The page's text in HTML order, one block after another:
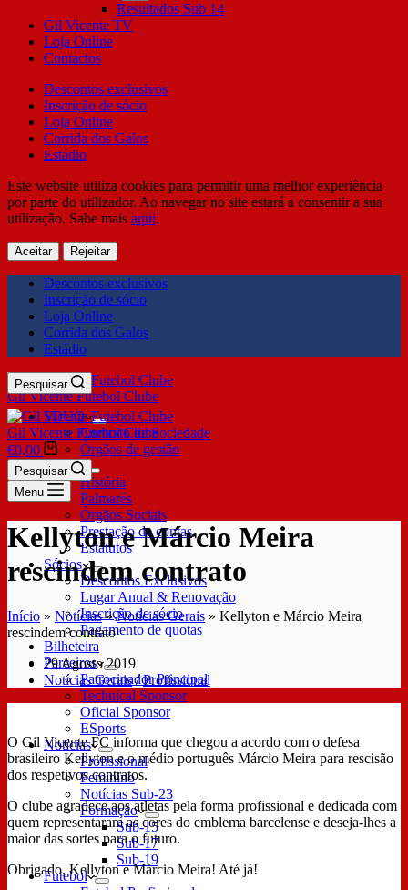
Resultados Sub 14
Gil Vicente TV
Loja Online
Contactos
Descontos exclusivos
Inscrição de sócio
Loja Online
Corrida dos Galos
Estádio
Este website utiliza cookies para permitir uma melhor experiência
por parte do utilizador. Ao navegar no site estará a consentir a sua
utilização. Sabe mais aqui.
Aceitar Rejeitar
Descontos exclusivos
Inscrição de sócio
Loja Online
Corrida dos Galos
Estádio
Gil Vicente Futebol Clube
Pesquisar
SDUQ
Contrato de Sociedade
Órgãos de gestão
Clube
História
Palmarés
Órgãos Sociais
Prestação de contas
Estatutos
Sócios
Descontos Exclusivos
Lugar Anual & Renovação
Inscrição de sócio
Pagamento de quotas
Bilheteira
Parceiros
Patrocinador Principal
Technical Sponsor
Oficial Sponsor
ESports
Notícias
Profissional
Feminino
Notícias Sub-23
Formação
Sub-15
Sub-17
Sub-19
Futebol
Gil Vicente Futebol Clube
€0,00
Pesquisar
Menu
Kellyton e Márcio Meira
rescindem contrato
Início » Notícias»Notícias Gerais » Kellyton e Márcio Meira
rescindem contrato
29 Agosto 2019
Notícias Gerais/Profissional
O Gil Vicente FC informa que chegou a acordo com o defesa
brasileiro Kellyton e o médio português Márcio Meira para rescisão
dos respetivos contratos.
O clube agradece aos atletas pela forma profissional e dedicada com
quem representaram as cores do emblema barcelense e deseja-lhes a
maior das sortes para o futuro.
Obrigado, Kellyton e Márcio Meira! Até já!